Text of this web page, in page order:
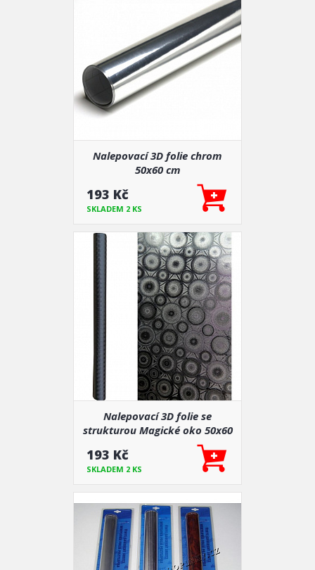
Nalepovací 3D folie chrom
50x60 cm
193 Kč
SKLADEM 2 KS
Nalepovací 3D folie se
strukturou Magické oko 50x60
193 Kč
SKLADEM 2 KS